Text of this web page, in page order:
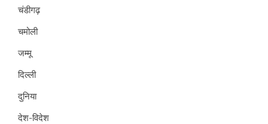
चंडीगढ़
चमोली
जम्मू
दिल्ली
दुनिया
देश-विदेश